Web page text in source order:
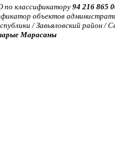
классификатору 94 216 865
объектов
/ Завьяловский район /
Марасаны